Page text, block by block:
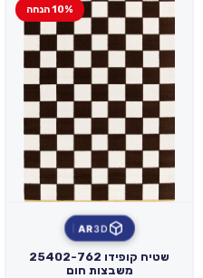
10% הנחה
3D
AR
שטיח קופידו 25402-762
משבצות חום